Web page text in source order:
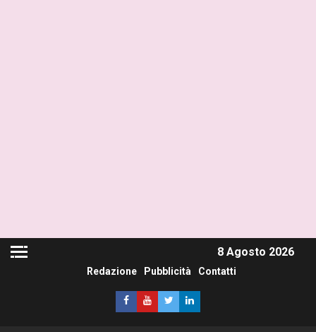
8 Agosto 2026
Redazione Pubblicità Contatti